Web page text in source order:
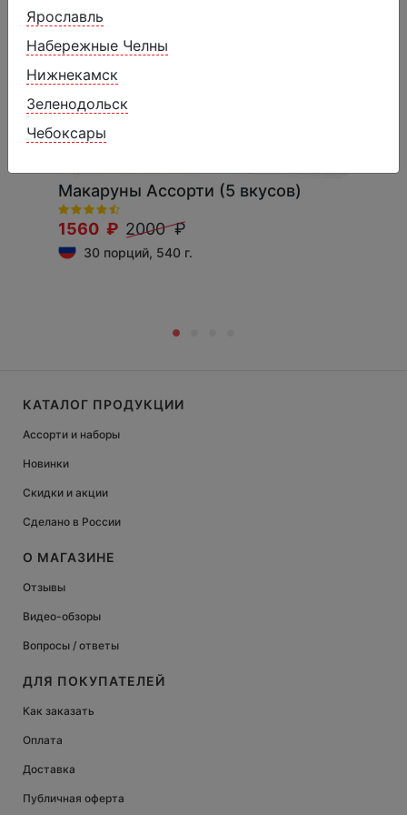
Ярославль
Набережные Челны
Нижнекамск
Зеленодольск
Чебоксары
Макаруны Ассорти (5 вкусов)
1560 ₽ 2000 ₽
30 порций, 540 г.
КАТАЛОГ ПРОДУКЦИИ
Ассорти и наборы
Новинки
Скидки и акции
Сделано в России
О МАГАЗИНЕ
Отзывы
Видео-обзоры
Вопросы / ответы
ДЛЯ ПОКУПАТЕЛЕЙ
Как заказать
Оплата
Доставка
Публичная оферта